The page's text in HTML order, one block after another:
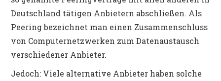
Deutschland tätigen Anbietern abschließen. Als
Peering bezeichnet man einen Zusammenschluss
von Computernetzwerken zum Datenaustausch
verschiedener Anbieter.
Jedoch: Viele alternative Anbieter haben solche